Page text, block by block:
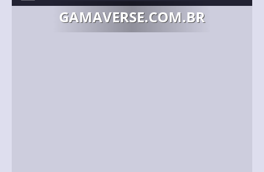
GAMAVERSE.COM.BR